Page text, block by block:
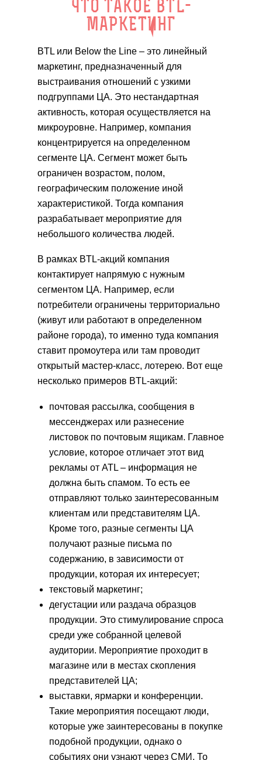
ЧТО ТАКОЕ BTL-
МАРКЕТИНГ
BTL или Below the Line – это линейный
маркетинг, предназначенный для
выстраивания отношений с узкими
подгруппами ЦА. Это нестандартная
активность, которая осуществляется на
микроуровне. Например, компания
концентрируется на определенном
сегменте ЦА. Сегмент может быть
ограничен возрастом, полом,
географическим положение иной
характеристикой. Тогда компания
разрабатывает мероприятие для
небольшого количества людей.
В рамках BTL-акций компания
контактирует напрямую с нужным
сегментом ЦА. Например, если
потребители ограничены территориально
(живут или работают в определенном
районе города), то именно туда компания
ставит промоутера или там проводит
открытый мастер-класс, лотерею. Вот еще
несколько примеров BTL-акций:
почтовая рассылка, сообщения в
мессенджерах или разнесение
листовок по почтовым ящикам. Главное
условие, которое отличает этот вид
рекламы от ATL – информация не
должна быть спамом. То есть ее
отправляют только заинтересованным
клиентам или представителям ЦА.
Кроме того, разные сегменты ЦА
получают разные письма по
содержанию, в зависимости от
продукции, которая их интересует;
текстовый маркетинг;
дегустации или раздача образцов
продукции. Это стимулирование спроса
среди уже собранной целевой
аудитории. Мероприятие проходит в
магазине или в местах скопления
представителей ЦА;
выставки, ярмарки и конференции.
Такие мероприятия посещают люди,
которые уже заинтересованы в покупке
подобной продукции, однако о
событиях они узнают через СМИ. То